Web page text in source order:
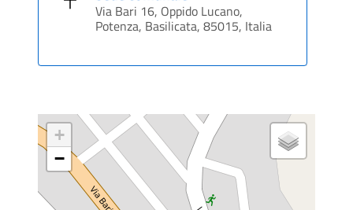
Via Bari 16, Oppido Lucano,
Potenza, Basilicata, 85015, Italia
+
−